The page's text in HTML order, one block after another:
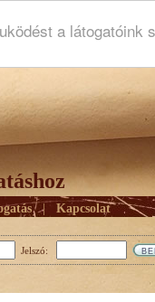
a látogatóink
| Kapcsolat
Jelszó: